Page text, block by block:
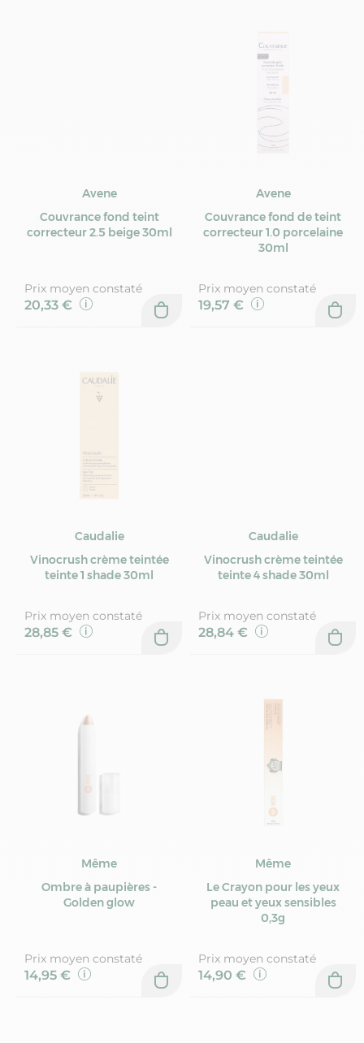
Avene
Couvrance fond teint
correcteur 2.5 beige 30ml
Prix moyen constaté
20,33 €
Avene
Couvrance fond de teint
correcteur 1.0 porcelaine
30ml
Prix moyen constaté
19,57 €
Caudalie
Vinocrush crème teintée
teinte 1 shade 30ml
Prix moyen constaté
28,85 €
Caudalie
Vinocrush crème teintée
teinte 4 shade 30ml
Prix moyen constaté
28,84 €
Même
Ombre à paupières -
Golden glow
Prix moyen constaté
14,95 €
Même
Le Crayon pour les yeux
peau et yeux sensibles
0,3g
Prix moyen constaté
14,90 €